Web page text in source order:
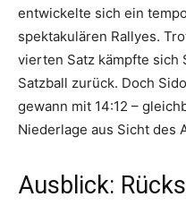
entwickelte sich ein
spektakulären Rallyes.
vierten Satz kämpfte sich
Satzball zurück. Doch
gewann mit 14:12 –
Niederlage aus Sicht des
Ausblick: